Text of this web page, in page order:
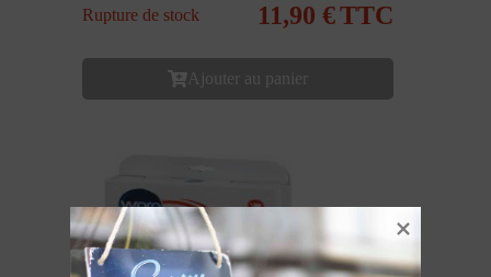
Rupture de stock 11,90 €TTC
Ajouter au panier